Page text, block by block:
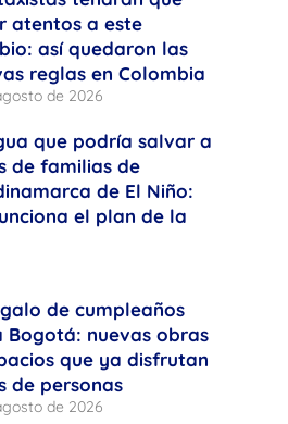
atentos a este
así quedaron las
reglas en Colombia
de 2026
que podría salvar a
de familias de
de El Niño:
el plan de la
de cumpleaños
Bogotá: nuevas obras
que ya disfrutan
de personas
de 2026